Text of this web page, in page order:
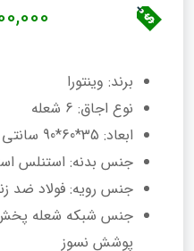
برند: وینتورا
نوع اجاق: 6 شعله
ابعاد: 35*60*90 سانتی متر
جنس بدنه: استنلس
جنس رویه: فولاد ضد
جنس شبکه شعله‌
پوشش نسوز